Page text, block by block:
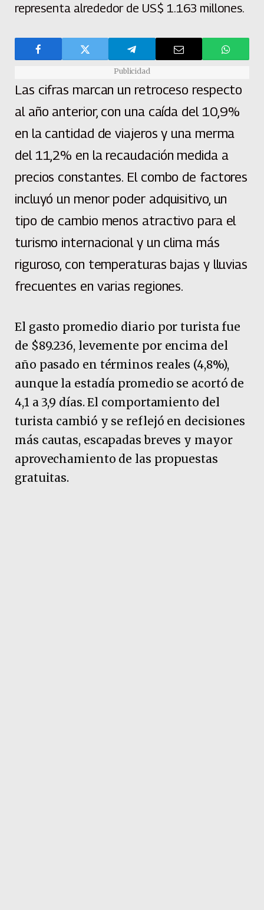
representa alrededor de US$ 1.163 millones.
Publicidad
Las cifras marcan un retroceso respecto
al año anterior, con una caída del 10,9%
en la cantidad de viajeros y una merma
del 11,2% en la recaudación medida a
precios constantes. El combo de factores
incluyó un menor poder adquisitivo, un
tipo de cambio menos atractivo para el
turismo internacional y un clima más
riguroso, con temperaturas bajas y lluvias
frecuentes en varias regiones.
El gasto promedio diario por turista fue
de $89.236, levemente por encima del
año pasado en términos reales (4,8%),
aunque la estadía promedio se acortó de
4,1 a 3,9 días. El comportamiento del
turista cambió y se reflejó en decisiones
más cautas, escapadas breves y mayor
aprovechamiento de las propuestas
gratuitas.